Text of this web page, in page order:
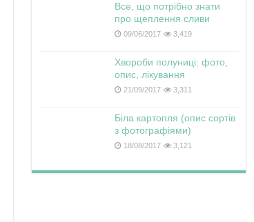
Все, що потрібно знати
про щеплення сливи
09/06/2017 3,419
Хвороби полуниці: фото,
опис, лікування
21/09/2017 3,311
Біла картопля (опис сортів
з фотографіями)
18/08/2017 3,121